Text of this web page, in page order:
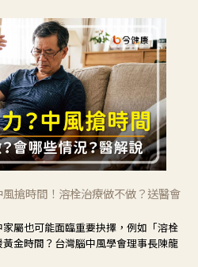
搶時間！溶栓治療做不做？送醫會
屬也可能面臨重要抉擇，例如「溶栓
金時間？台灣腦中風學會理事長陳龍